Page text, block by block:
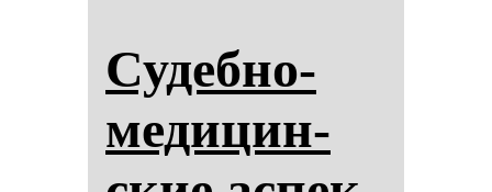
Су­деб­но-
ме­ди­цин­